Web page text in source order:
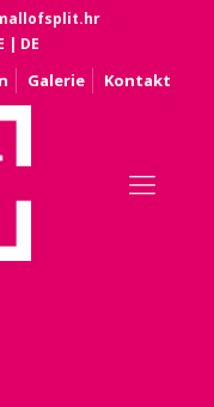
| DE
Galerie Kontakt